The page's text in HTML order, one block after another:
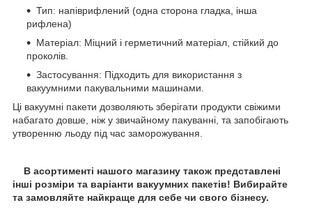
Тип: напіврифлений (одна сторона гладка, інша
рифлена)
Матеріал: Міцний і герметичний матеріал, стійкий до
проколів.
Застосування: Підходить для використання з
вакуумними пакувальними машинами.
Ці вакуумні пакети дозволяють зберігати продукти свіжими
набагато довше, ніж у звичайному пакуванні, та запобігають
утворенню льоду під час заморожування.
В асортименті нашого магазину також представлені
інші розміри та варіанти вакуумних пакетів! Вибирайте
та замовляйте найкраще для себе чи свого бізнесу.